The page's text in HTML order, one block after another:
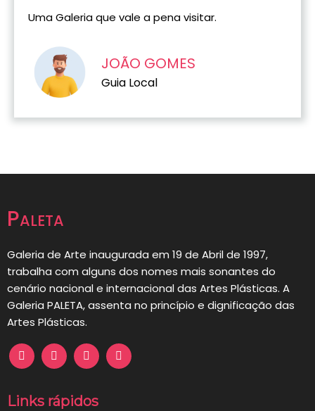
Uma Galeria que vale a pena visitar.
JOÃO GOMES
Guia Local
Paleta
Galeria de Arte inaugurada em 19 de Abril de 1997,
trabalha com alguns dos nomes mais sonantes do
cenário nacional e internacional das Artes Plásticas. A
Galeria PALETA, assenta no princípio e dignificação das
Artes Plásticas.
Links rápidos